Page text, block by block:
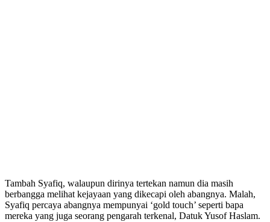
Tambah Syafiq, walaupun dirinya tertekan namun dia masih
berbangga melihat kejayaan yang dikecapi oleh abangnya. Malah,
Syafiq percaya abangnya mempunyai ‘gold touch’ seperti bapa
mereka yang juga seorang pengarah terkenal, Datuk Yusof Haslam.